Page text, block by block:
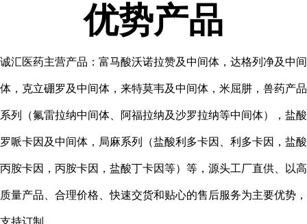
优势产品
诚汇医药主营产品：富马酸沃诺拉赞及中间体，达格列净及中间
体，克立硼罗及中间体，来特莫韦及中间体，米屈肼，兽药产品
系列（氟雷拉纳中间体、阿福拉纳及沙罗拉纳等中间体），盐酸
罗哌卡因及中间体，局麻系列（盐酸利多卡因、利多卡因，盐酸
丙胺卡因，丙胺卡因，盐酸丁卡因等）等，源头工厂直供、以高
质量产品、合理价格、快速交货和贴心的售后服务为主要优势，
支持订制。